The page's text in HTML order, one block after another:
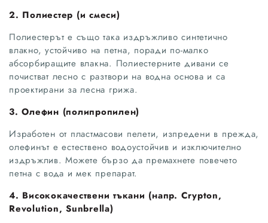
2. Полиестер (и смеси)
Полиестерът е също така издръжливо синтетично
влакно, устойчиво на петна, поради по-малко
абсорбиращите влакна. Полиестерните дивани се
почистват лесно с разтвори на водна основа и са
проектирани за лесна грижа.
3. Олефин (полипропилен)
Изработен от пластмасови пелети, изпредени в прежда,
олефинът е естествено водоустойчив и изключително
издръжлив. Можете бързо да премахнете повечето
петна с вода и мек препарат.
4. Висококачествени тъкани (напр. Crypton,
Revolution, Sunbrella)